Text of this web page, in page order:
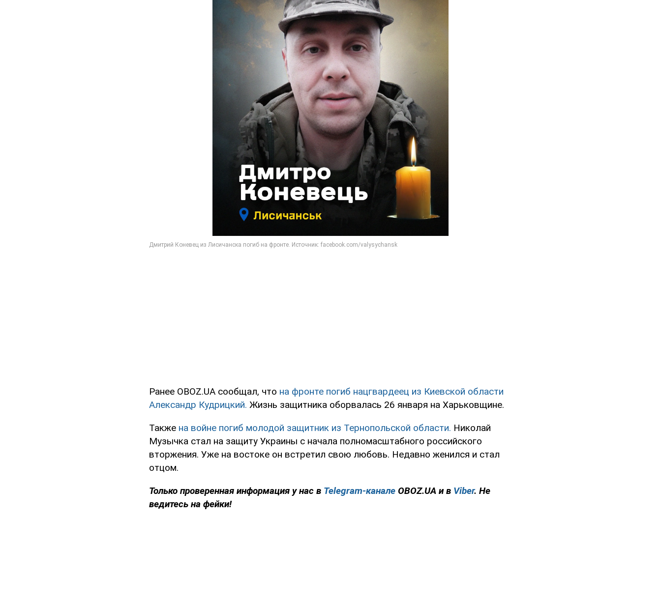
Ранее OBOZ.UA сообщал, что на фронте погиб нацгвардеец из Киевской области
Александр Кудрицкий. Жизнь защитника оборвалась 26 января на Харьковщине.
Также на войне погиб молодой защитник из Тернопольской области. Николай
Музычка стал на защиту Украины с начала полномасштабного российского
вторжения. Уже на востоке он встретил свою любовь. Недавно женился и стал
отцом.
Только проверенная информация у нас в Telegram-канале OBOZ.UA и в Viber. Не
ведитесь на фейки!